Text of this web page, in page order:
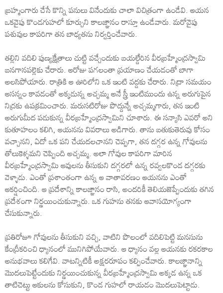
బ్రహ్మంగారు చేసే కొన్ని పనులు వినేందుకు చాలా విచిత్రంగా ఉండేవి. ఆయన
ఒకవైపు కొండగుహలో కూర్చుని కాలజ్ఞానం రాస్తూ ఉండేవారు. మరోవైపు
పశువుల కాపరిగా తన బాధ్యతను నిర్వర్తించేవారు.
తల్లిని వదిలి పుణ్యక్షేత్రాలు చుట్టి వచ్చేందుకు బయల్దేరిన వీరబ్రహ్మేంద్రస్వామి
బనగానపల్లెకు చేరారు. ఆరోజు పగలంతా ప్రయాణం చేయడంతో బాగా
అలసిపోయారు. రాత్రికి ఆ ఊరిలోని ఒక ఇంటి వద్దకు చేరారు. నిద్రా సమయం
ఆసన్నం కావడంతో అక్కడున్న అచ్చమ్మ అనే స్త్రీ ఇంటిముందు ఉన్న అరుగుపైన
నిద్రకు ఉపక్రమించారు. మరుసటిరోజు పొద్దున్నే అచ్చమ్మగారు, తన ఇంటి
అరుగుమీద పడుకున్న వీరబ్రహ్మేంద్రస్వామిని చూశారు. ఈ సన్యాసి ఎవరో అని
కుతూహలం కలిగి, ఆయనను వివరాలు అడిగారు. తాను బతుకుతెరువు కోసం
వచ్చానని, ఏదో ఒక పని చేయదలచానని చెప్పగా, తన దగ్గర ఉన్న గోవులను
తోలుకెళ్ళమని చెప్పింది అచ్చమ్మ. అలా గోవుల కాపరిగా మారిన
వీరబ్రహ్మేంద్రస్వామి ఆవులను తీసుకుని దగ్గరలో ఉన్న రవ్వలకొండ దగ్గరకు
వెళ్ళాడు. ఎంతో ప్రశాంతంగా ఉన్న ఆ వాతావరణం ఆయనను ఎంతో
ఆకర్షించింది. ఆ ప్రదేశాన్ని కాలజ్ఞానం రాసి, అందరికీ తెలియజెప్పేందుకు తగిన
ప్రదేశంగా నిర్ణయించుకున్నారు. ఒక గుహను తనకు ఆవాసయోగ్యంగా
చేసుకున్నారు.
ప్రతిరోజూ గోవులను తీసుకుని వచ్చి, వాటిని పొలంలో వదిలిపెట్టి మనసును
కేంద్రీకరించి ధ్యానంలో మునిగిపోయేవారు. ఆ ధ్యానం వల్ల ఆయనకు రకరకాల
అనుభవాలు కలిగేవి. వాటన్నిటికీ అక్షరరూపం కల్పించేవారు. కాలజ్ఞానాన్ని
మొదలుపెట్టేందుకు నిర్ణయించుకున్న వీరబ్రహ్మేంద్రస్వామి అక్కడ ఉన్న ఒక
తాటిచెట్టు ఆకులను కోసుకుని, కొండ గుహలో రాయడం మొదలుపెట్టాడు.